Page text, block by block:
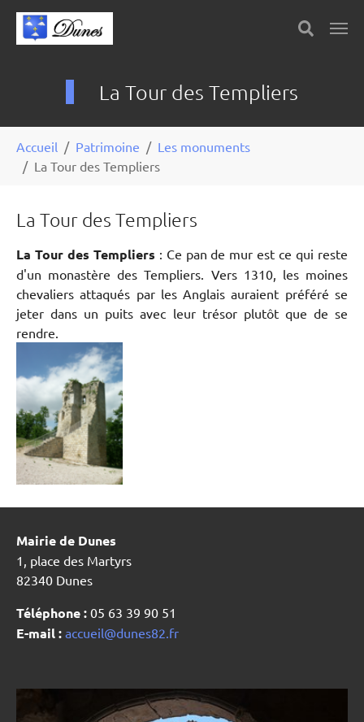
Skip to main content
La Tour des Templiers
Accueil Patrimoine
Les monuments
La Tour des Templiers
La Tour des Templiers
La Tour des Templiers : Ce pan de mur est ce qui reste
d'un monastère des Templiers. Vers 1310, les moines
chevaliers attaqués par les Anglais auraient préféré se
jeter dans un puits avec leur trésor plutôt que de se
rendre.
Mairie de Dunes
1, place des Martyrs
82340 Dunes
Téléphone : 05 63 39 90 51
E-mail : accueil@dunes82.fr
Panneau de gestion des cookies